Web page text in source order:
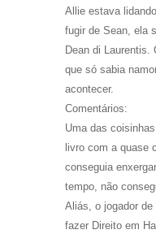
Allie estava
fugir de Sean, ela
Dean di Laurentis.
que só sabia
acontecer.
Comentários:
Uma das
livro com a quase
conseguia
tempo, não
Aliás, o jogador de
fazer Direito em